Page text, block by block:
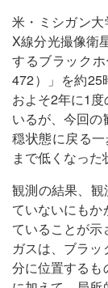
米・ミシガン
X線分光撮像衛
するブラック
472）」を約25
およそ2年に1
いるが、今回
穏状態に戻る
まで低くなった
観測の結果、
ていないにも
ていることが
ガスは、ブラ
分に位置するも